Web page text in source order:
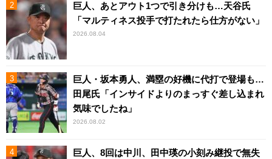
巨人、あとアウト1つで引き分けも…天谷氏
「マルティネス投手で打たれたら仕方がない」
2026.08.04
巨人・坂本勇人、満塁の好機に代打で登場も…
田尾氏「インサイドよりのまっすぐ差し込まれ
気味でしたね」
2026.08.02
巨人、8回は中川、田中瑛の小刻み継投で無失